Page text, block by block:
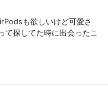
も欲しいけど可愛さ
て探してた時に出会ったこ